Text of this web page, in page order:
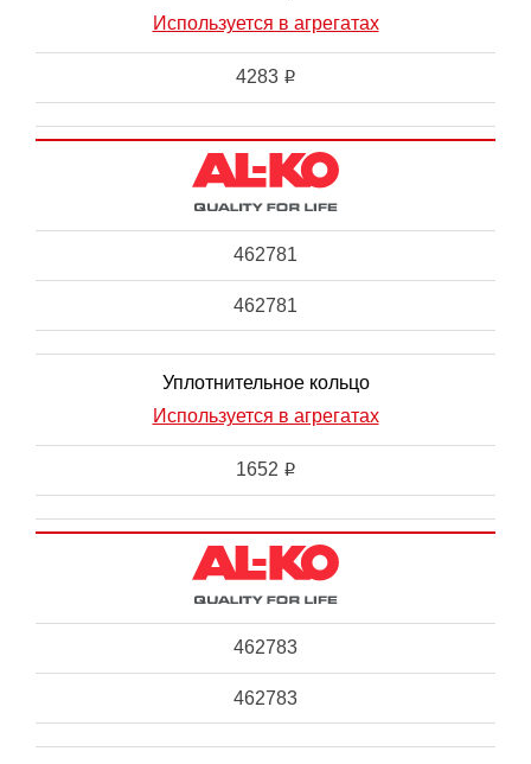
Используется в агрегатах
4283 i
462781
462781
Уплотнительное кольцо
Используется в агрегатах
1652 i
462783
462783